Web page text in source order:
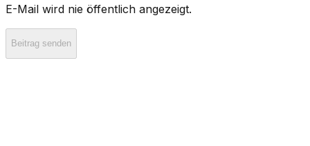
E-Mail wird nie öffentlich angezeigt.
Beitrag senden